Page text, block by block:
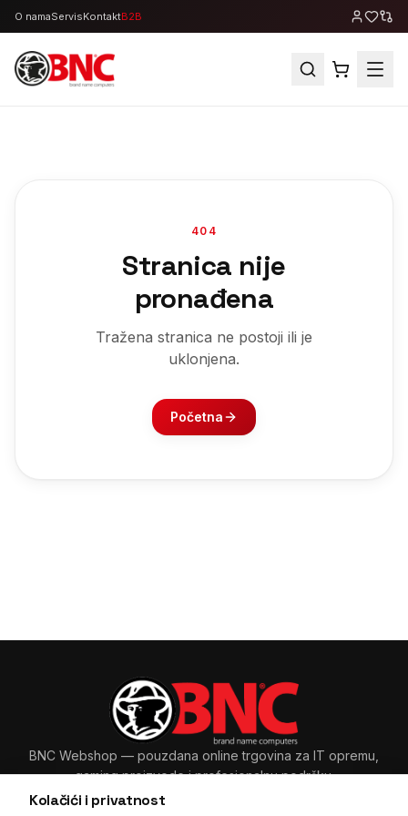
O namaServisKontaktB2B
Kolačići i privatnost
404
Stranica nije
pronađena
Tražena stranica ne postoji ili je
uklonjena.
Početna
BNC Webshop — pouzdana online trgovina za IT opremu,
gaming proizvode i profesionalnu podršku.